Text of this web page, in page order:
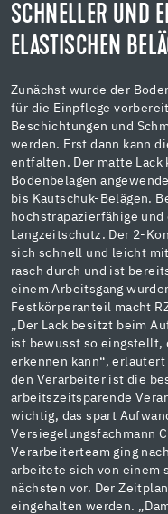
SCHNELLER UND
ELASTISCHEN
Zunächst wurde der
für die Einpflege
Beschichtungen und
werden. Erst dann kann
entfalten. Der matte Lack
Bodenbelägen
bis Kautschuk-Belägen.
hochstrapazierfähige
Langzeitschutz. Der 2-
sich schnell und leicht
rasch durch und ist
einem Arbeitsgang
Festkörperanteil macht
„Der Lack besitzt beim
ist bewusst so eingstellt,
erkennen kann“,
den Verarbeiter ist die
arbeitszeitsparende
wichtig, das spart
Versiegelungsfachmann
Verarbeiterteam ging
arbeitete sich von einem
nächsten vor. Der
eingehalten werden.